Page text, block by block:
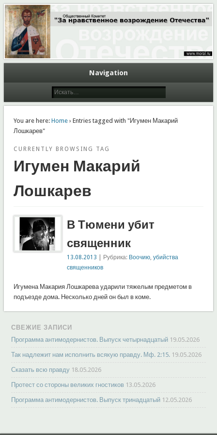
Moral.Ru
Общественный Комитет "За нравственное возрождение Отечества"
Navigation
You are here: Home› Entries tagged with "Игумен Макарий
Лошкарев"
CURRENTLY BROWSING TAG
Игумен Макарий
Лошкарев
В Тюмени убит
священник
13.08.2013 | Рубрика: Воочию,убийства
священников
Игумена Макария Лошкарева ударили тяжелым предметом в
подъезде дома. Несколько дней он был в коме.
СВЕЖИЕ ЗАПИСИ
Программа антимодернистов. Выпуск четырнадцатый 19.05.2026
Так надлежит нам исполнить всякую правду. Мф. 2:15. 19.05.2026
Сказать всю правду 18.05.2026
Протест со стороны великих гностиков 13.05.2026
Программа антимодернистов. Выпуск тринадцатый 12.05.2026